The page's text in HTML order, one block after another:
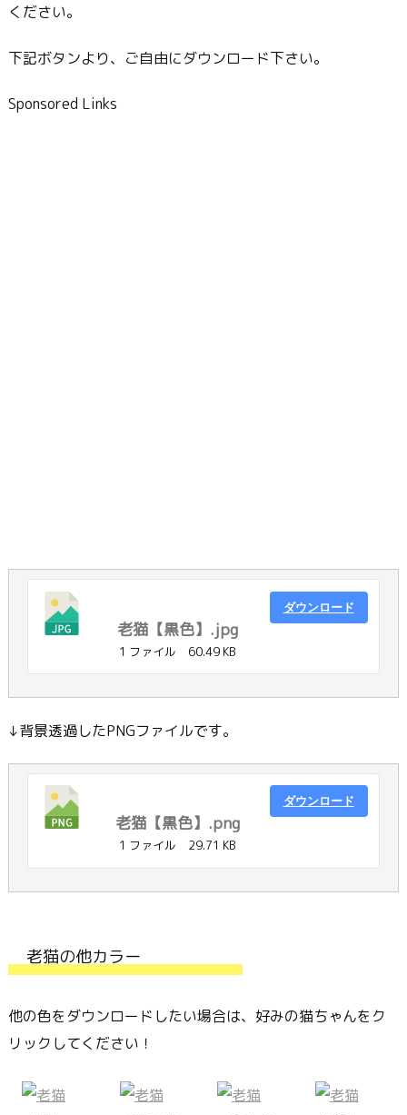
ください。
下記ボタンより、ご自由にダウンロード下さい。
Sponsored Links
老猫【黒色】.jpg
1 ファイル 60.49 KB
ダウンロード
↓背景透過したPNGファイルです。
老猫【黒色】.png
1 ファイル 29.71 KB
ダウンロード
老猫の他カラー
他の色をダウンロードしたい場合は、好みの猫ちゃんをク
リックしてください！